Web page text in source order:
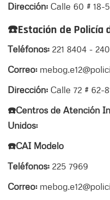
Dirección: Calle 60 # 18-
☎️Estación de Policía
Teléfonos: 221 8404 -
Correo:
Dirección: Calle 72 # 62-
☎️Centros de Atención
Unidos:
☎️CAI Modelo
Teléfonos: 225 7969
Correo: